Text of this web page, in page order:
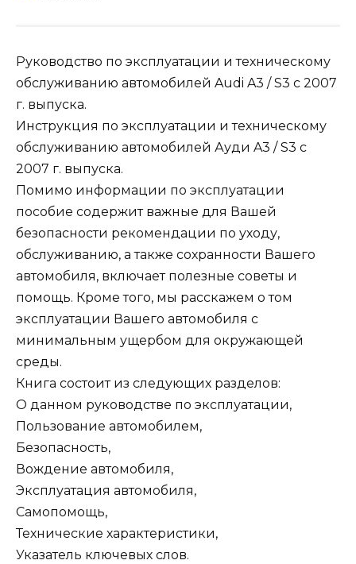
Руководство по эксплуатации и техническому
обслуживанию автомобилей Audi A3 / S3 с 2007
г. выпуска.
Инструкция по эксплуатации и техническому
обслуживанию автомобилей Ауди A3 / S3 с
2007 г. выпуска.
Помимо информации по эксплуатации
пособие содержит важные для Вашей
безопасности рекомендации по уходу,
обслуживанию, а также сохранности Вашего
автомобиля, включает полезные советы и
помощь. Кроме того, мы расскажем о том
эксплуатации Вашего автомобиля с
минимальным ущербом для окружающей
среды.
Книга состоит из следующих разделов:
О данном руководстве по эксплуатации,
Пользование автомобилем,
Безопасность,
Вождение автомобиля,
Эксплуатация автомобиля,
Самопомощь,
Технические характеристики,
Указатель ключевых слов.